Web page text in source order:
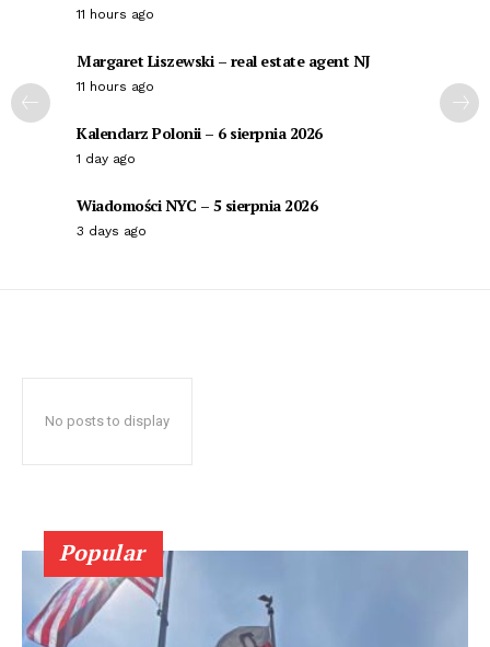
11 hours ago
Margaret Liszewski – real estate agent NJ
11 hours ago
Kalendarz Polonii – 6 sierpnia 2026
1 day ago
Wiadomości NYC – 5 sierpnia 2026
3 days ago
No posts to display
Popular